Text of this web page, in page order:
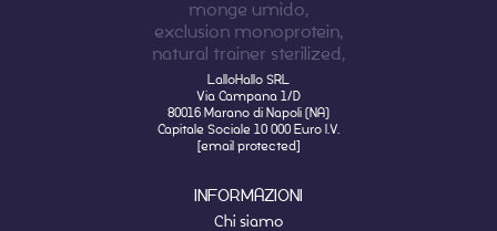
LalloHallo SRL
Via Campana 1/D
80016 Marano di Napoli (NA)
Capitale Sociale 10 000 Euro I.V.
[email protected]
INFORMAZIONI
Chi siamo